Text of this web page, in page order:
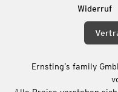
Widerruf
Ernsting’s family